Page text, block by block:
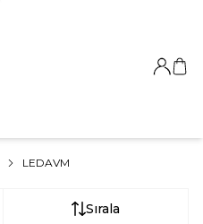
Giriş
LEDAVM
Sırala